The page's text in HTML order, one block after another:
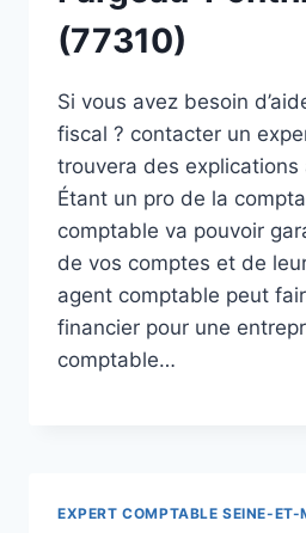
(77310)
Si vous avez besoin
fiscal ? contacter un
trouvera des explications
Étant un pro de la
comptable va pouvoir
de vos comptes et de
agent comptable peut
financier pour une
comptable…
EXPERT COMPTABLE SEINE-ET-